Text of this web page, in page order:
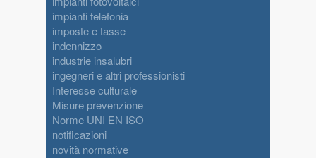
impianti telefonia
imposte e tasse
indennizzo
industrie insalubri
ingegneri e altri professionisti
Interesse culturale
Misure prevenzione
Norme UNI EN ISO
notificazioni
novità normative